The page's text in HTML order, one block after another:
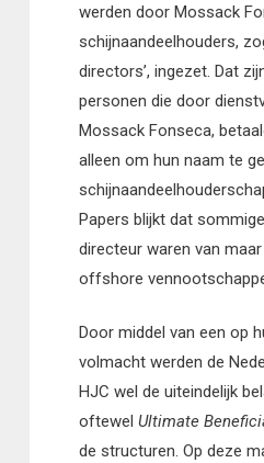
werden door Mossack
schijnaandeelhouders,
directors’, ingezet. Dat
personen die door
Mossack Fonseca,
alleen om hun naam te
Papers blijkt dat
directeur waren van
offshore
Door middel van een op
volmacht werden de
HJC wel de uiteindelijk
oftewel Ultimate
de structuren. Op deze